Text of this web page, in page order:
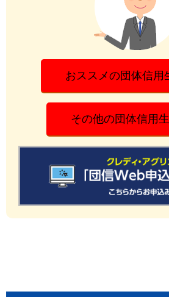
おススメの団体信用
その他の団体信用